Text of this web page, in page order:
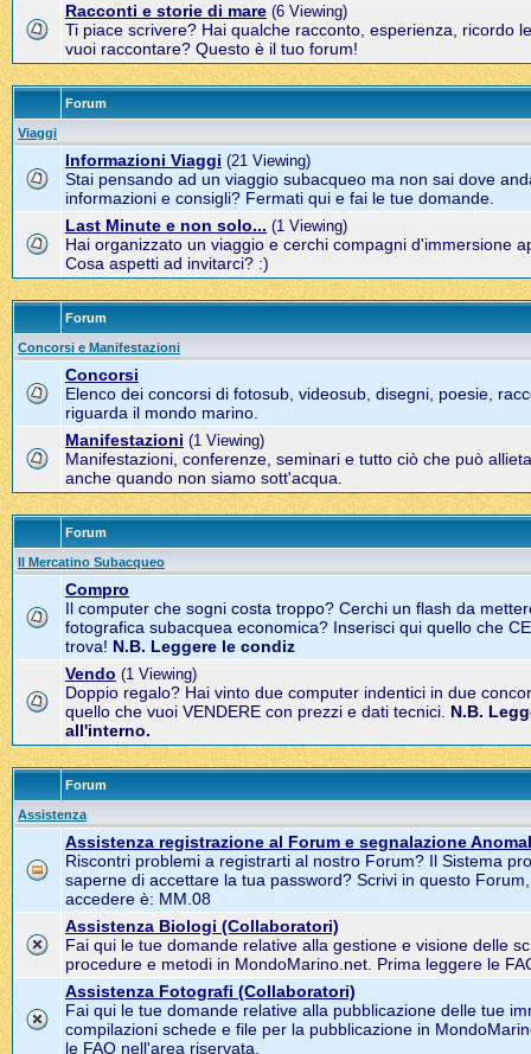
Racconti e storie di mare (6 Viewing)
Ti piace scrivere? Hai qualche racconto, esperienza, ricordo
vuoi raccontare? Questo è il tuo forum!
Forum
Viaggi
Informazioni Viaggi (21 Viewing)
Stai pensando ad un viaggio subacqueo ma non sai dove
informazioni e consigli? Fermati qui e fai le tue domande.
Last Minute e non solo... (1 Viewing)
Hai organizzato un viaggio e cerchi compagni d'immersione
Cosa aspetti ad invitarci? :)
Forum
Concorsi e Manifestazioni
Concorsi
Elenco dei concorsi di fotosub, videosub, disegni, poesie,
riguarda il mondo marino.
Manifestazioni (1 Viewing)
Manifestazioni, conferenze, seminari e tutto ciò che può
anche quando non siamo sott'acqua.
Forum
Il Mercatino Subacqueo
Compro
Il computer che sogni costa troppo? Cerchi un flash da
fotografica subacquea economica? Inserisci qui quello che
trova! N.B. Leggere le condiz
Vendo (1 Viewing)
Doppio regalo? Hai vinto due computer indentici in due
quello che vuoi VENDERE con prezzi e dati tecnici. N.B.
all'interno.
Forum
Assistenza
Assistenza registrazione al Forum e segnalazione
Riscontri problemi a registrarti al nostro Forum? Il Sistema
saperne di accettare la tua password? Scrivi in questo
accedere è: MM.08
Assistenza Biologi (Collaboratori)
Fai qui le tue domande relative alla gestione e visione delle
procedure e metodi in MondoMarino.net. Prima leggere le
Assistenza Fotografi (Collaboratori)
Fai qui le tue domande relative alla pubblicazione delle tue
compilazioni schede e file per la pubblicazione in
le FAQ nell'area riservata.